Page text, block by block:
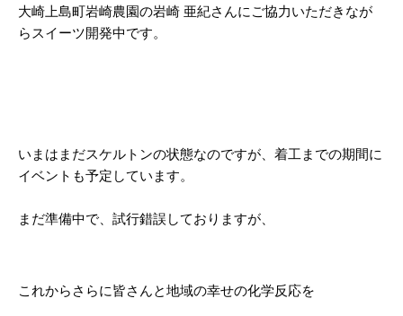
大崎上島町岩崎農園の岩崎 亜紀さんにご協力いただきなが
らスイーツ開発中です。
いまはまだスケルトンの状態なのですが、着工までの期間に
イベントも予定しています。
まだ準備中で、試行錯誤しておりますが、
これからさらに皆さんと地域の幸せの化学反応を